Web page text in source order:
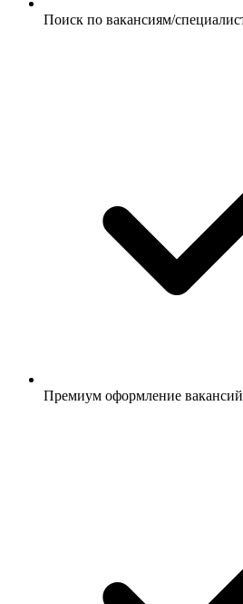
Поиск по вакансиям/
Премиум оформление